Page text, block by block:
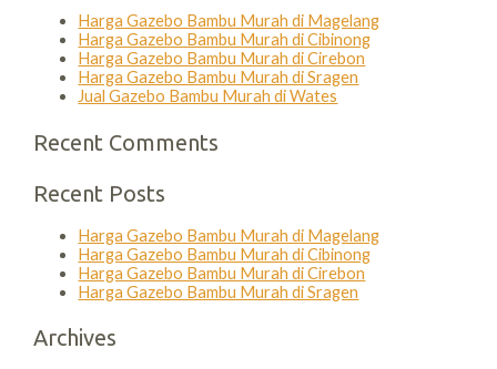
Harga Gazebo Bambu Murah di Magelang
Harga Gazebo Bambu Murah di Cibinong
Harga Gazebo Bambu Murah di Cirebon
Harga Gazebo Bambu Murah di Sragen
Jual Gazebo Bambu Murah di Wates
Recent Comments
Recent Posts
Harga Gazebo Bambu Murah di Magelang
Harga Gazebo Bambu Murah di Cibinong
Harga Gazebo Bambu Murah di Cirebon
Harga Gazebo Bambu Murah di Sragen
Archives